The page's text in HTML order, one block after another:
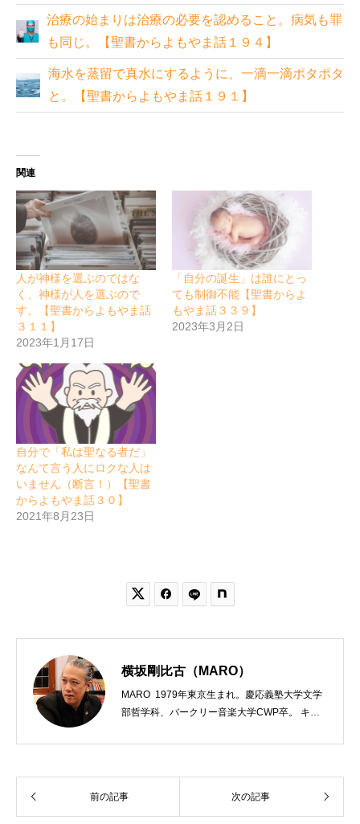
治療の始まりは治療の必要を認めること。病気も罪
も同じ。【聖書からよもやま話１９４】
海水を蒸留で真水にするように、一滴一滴ポタポタ
と。【聖書からよもやま話１９１】
関連
人が神様を選ぶのではな
く、神様が人を選ぶので
す。【聖書からよもやま話
３１１】
2023年1月17日
「自分の誕生」は誰にとっ
ても制御不能【聖書からよ
もやま話３３９】
2023年3月2日
自分で「私は聖なる者だ」
なんて言う人にロクな人は
いません（断言！）【聖書
からよもやま話３０】
2021年8月23日
 
横坂剛比古（MARO）
MARO 1979年東京生まれ。慶応義塾大学文学
部哲学科、バークリー音楽大学CWP卒。 キリ
う宗教法人専門の行政書士。2020年7月よりク
「上馬キリスト教会（@kamiumach）」の運営
を行う「まじめ担当」。 著書に『聖書を読んだ
前の記事 次の記事